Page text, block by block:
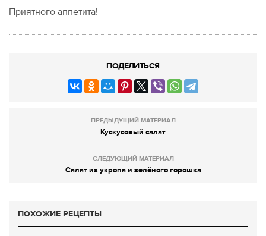
Приятного аппетита!
ПОДЕЛИТЬСЯ
ПРЕДЫДУЩИЙ МАТЕРИАЛ
Кускусовый салат
СЛЕДУЮЩИЙ МАТЕРИАЛ
Салат из укропа и зелёного горошка
ПОХОЖИЕ РЕЦЕПТЫ